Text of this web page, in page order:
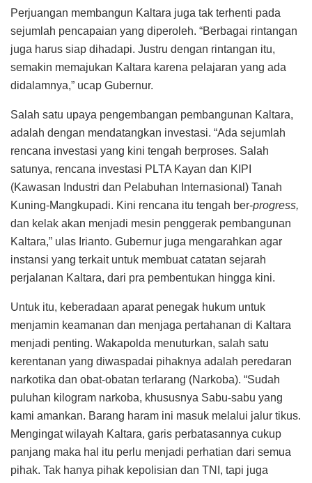
Perjuangan membangun Kaltara juga tak terhenti pada
sejumlah pencapaian yang diperoleh. “Berbagai rintangan
juga harus siap dihadapi. Justru dengan rintangan itu,
semakin memajukan Kaltara karena pelajaran yang ada
didalamnya,” ucap Gubernur.
Salah satu upaya pengembangan pembangunan Kaltara,
adalah dengan mendatangkan investasi. “Ada sejumlah
rencana investasi yang kini tengah berproses. Salah
satunya, rencana investasi PLTA Kayan dan KIPI
(Kawasan Industri dan Pelabuhan Internasional) Tanah
Kuning-Mangkupadi. Kini rencana itu tengah ber-progress,
dan kelak akan menjadi mesin penggerak pembangunan
Kaltara,” ulas Irianto. Gubernur juga mengarahkan agar
instansi yang terkait untuk membuat catatan sejarah
perjalanan Kaltara, dari pra pembentukan hingga kini.
Untuk itu, keberadaan aparat penegak hukum untuk
menjamin keamanan dan menjaga pertahanan di Kaltara
menjadi penting. Wakapolda menuturkan, salah satu
kerentanan yang diwaspadai pihaknya adalah peredaran
narkotika dan obat-obatan terlarang (Narkoba). “Sudah
puluhan kilogram narkoba, khususnya Sabu-sabu yang
kami amankan. Barang haram ini masuk melalui jalur tikus.
Mengingat wilayah Kaltara, garis perbatasannya cukup
panjang maka hal itu perlu menjadi perhatian dari semua
pihak. Tak hanya pihak kepolisian dan TNI, tapi juga